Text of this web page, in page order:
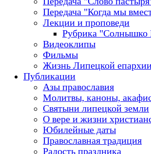
Передача "Когда мы
Лекции и проповеди
Рубрика "Солнышко
Видеоклипы
Фильмы
Жизнь Липецкой
Публикации
Азы православия
Молитвы, каноны,
Святыни липецкой земли
О вере и жизни
Юбилейные даты
Православная традиция
Радость праздника